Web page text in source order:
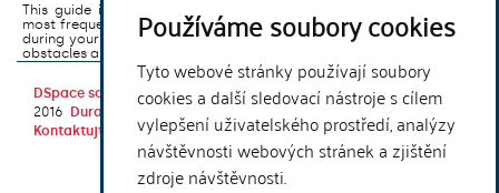
Používáme soubory cookies
Tyto webové stránky používají soubory
cookies a další sledovací nástroje s cílem
vylepšení uživatelského prostředí, analýzy
návštěvnosti webových stránek a zjištění
zdroje návštěvnosti.
This guide introduces the e-learning support tools that are used
most frequently at Charles University and that you may encounter
during your studies. It will also help you to avoid the most common
obstacles associated ...
DSpace softwarecopyright © 2002-
2016
DuraSpace
Kontaktujte nás |Vyjádření názoru
Theme by